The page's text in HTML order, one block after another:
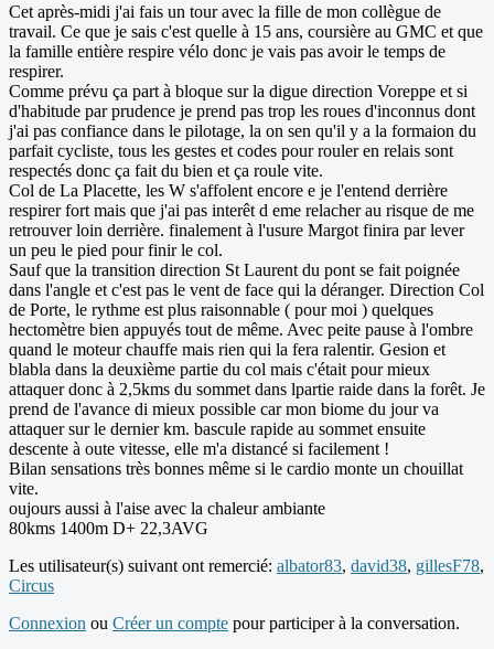
Cet après-midi j'ai fais un tour avec la fille de mon collègue de
travail. Ce que je sais c'est quelle à 15 ans, coursière au GMC et que
la famille entière respire vélo donc je vais pas avoir le temps de
respirer.
Comme prévu ça part à bloque sur la digue direction Voreppe et si
d'habitude par prudence je prend pas trop les roues d'inconnus dont
j'ai pas confiance dans le pilotage, la on sen qu'il y a la formaion du
parfait cycliste, tous les gestes et codes pour rouler en relais sont
respectés donc ça fait du bien et ça roule vite.
Col de La Placette, les W s'affolent encore e je l'entend derrière
respirer fort mais que j'ai pas interêt d eme relacher au risque de me
retrouver loin derrière. finalement à l'usure Margot finira par lever
un peu le pied pour finir le col.
Sauf que la transition direction St Laurent du pont se fait poignée
dans l'angle et c'est pas le vent de face qui la déranger. Direction Col
de Porte, le rythme est plus raisonnable ( pour moi ) quelques
hectomètre bien appuyés tout de même. Avec peite pause à l'ombre
quand le moteur chauffe mais rien qui la fera ralentir. Gesion et
blabla dans la deuxième partie du col mais c'était pour mieux
attaquer donc à 2,5kms du sommet dans lpartie raide dans la forêt. Je
prend de l'avance di mieux possible car mon biome du jour va
attaquer sur le dernier km. bascule rapide au sommet ensuite
descente à oute vitesse, elle m'a distancé si facilement !
Bilan sensations très bonnes même si le cardio monte un chouillat
vite.
oujours aussi à l'aise avec la chaleur ambiante
80kms 1400m D+ 22,3AVG
Les utilisateur(s) suivant ont remercié: albator83, david38, gillesF78,
Circus
Connexion ou Créer un compte pour participer à la conversation.